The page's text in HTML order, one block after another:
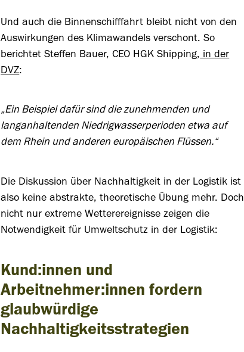
Und auch die Binnenschifffahrt bleibt nicht von den
Auswirkungen des Klimawandels verschont. So
berichtet Steffen Bauer, CEO HGK Shipping,in der
DVZ:
„Ein Beispiel dafür sind die zunehmenden und
langanhaltenden Niedrigwasserperioden etwa auf
dem Rhein und anderen europäischen Flüssen.“
Die Diskussion über Nachhaltigkeit in der Logistik ist
also keine abstrakte, theoretische Übung mehr. Doch
nicht nur extreme Wetterereignisse zeigen die
Notwendigkeit für Umweltschutz in der Logistik:
Kund:innen und
Arbeitnehmer:innen fordern
glaubwürdige
Nachhaltigkeitsstrategien